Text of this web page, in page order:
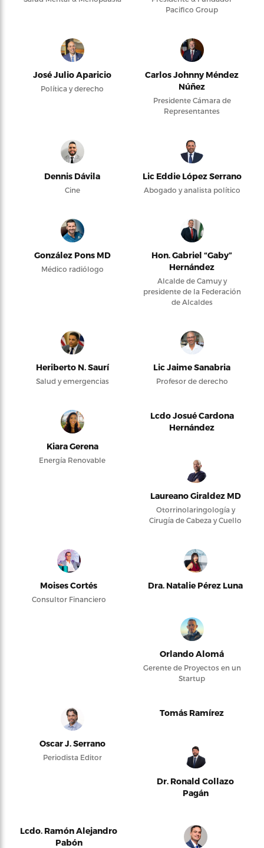
Pacifico Group
José Julio Aparicio
Política y derecho
Carlos Johnny Méndez
Núñez
Presidente Cámara de
Representantes
Dennis Dávila
Cine
Lic Eddie López Serrano
Abogado y analista político
González Pons MD
Médico radiólogo
Hon. Gabriel “Gaby”
Hernández
Alcalde de Camuy y
presidente de la Federación
de Alcaldes
Heriberto N. Saurí
Salud y emergencias
Lic Jaime Sanabria
Profesor de derecho
Kiara Gerena
Energía Renovable
Lcdo Josué Cardona
Hernández
Laureano Giraldez MD
Otorrinolaringología y
Cirugía de Cabeza y Cuello
Moises Cortés
Consultor Financiero
Dra. Natalie Pérez Luna
Orlando Alomá
Gerente de Proyectos en un
Startup
Oscar J. Serrano
Periodista Editor
Tomás Ramírez
Dr. Ronald Collazo
Pagán
Lcdo. Ramón Alejandro
Pabón